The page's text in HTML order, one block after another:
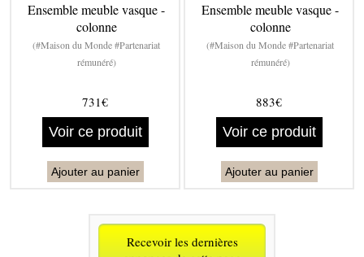
Ensemble meuble vasque -
colonne
(#Maison du Monde #Partenariat
rémunéré)
731€
Voir ce produit
Ajouter au panier
Ensemble meuble vasque -
colonne
(#Maison du Monde #Partenariat
rémunéré)
883€
Voir ce produit
Ajouter au panier
Recevoir les dernières